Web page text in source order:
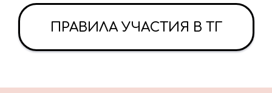
ПРАВИЛА УЧАСТИЯ В ТГ